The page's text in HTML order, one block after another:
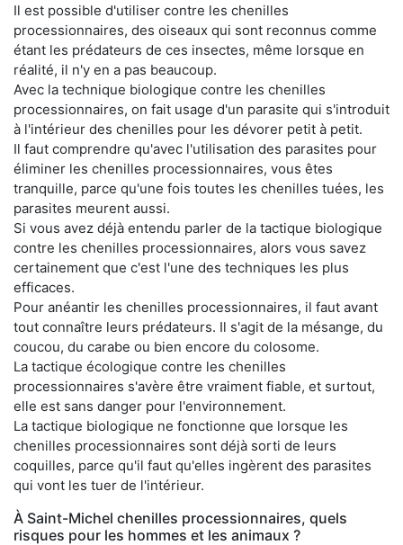
Il est possible d'utiliser contre les chenilles
processionnaires, des oiseaux qui sont reconnus comme
étant les prédateurs de ces insectes, même lorsque en
réalité, il n'y en a pas beaucoup.
Avec la technique biologique contre les chenilles
processionnaires, on fait usage d'un parasite qui s'introduit
à l'intérieur des chenilles pour les dévorer petit à petit.
Il faut comprendre qu'avec l'utilisation des parasites pour
éliminer les chenilles processionnaires, vous êtes
tranquille, parce qu'une fois toutes les chenilles tuées, les
parasites meurent aussi.
Si vous avez déjà entendu parler de la tactique biologique
contre les chenilles processionnaires, alors vous savez
certainement que c'est l'une des techniques les plus
efficaces.
Pour anéantir les chenilles processionnaires, il faut avant
tout connaître leurs prédateurs. Il s'agit de la mésange, du
coucou, du carabe ou bien encore du colosome.
La tactique écologique contre les chenilles
processionnaires s'avère être vraiment fiable, et surtout,
elle est sans danger pour l'environnement.
La tactique biologique ne fonctionne que lorsque les
chenilles processionnaires sont déjà sorti de leurs
coquilles, parce qu'il faut qu'elles ingèrent des parasites
qui vont les tuer de l'intérieur.
À Saint-Michel chenilles processionnaires, quels
risques pour les hommes et les animaux ?